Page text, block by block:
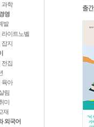
과학
영
발
라이트노벨
잡지
전집
육아
림
미
재
외국어